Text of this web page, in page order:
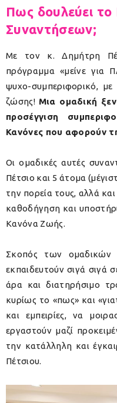
Πως δουλεύει
Συναντήσεων;
Με τον κ. Δημήτρη
πρόγραμμα «μείνε για
ψυχο-συμπεριφορικό, με
ζώσης! Μια ομαδική
προσέγγιση
Κανόνες που αφορούν
Οι ομαδικές αυτές
Πέτσιο και 5 άτομα
την πορεία τους, αλλά
καθοδήγηση και
Κανόνα Ζωής.
Σκοπός των ομαδικών
εκπαιδευτούν σιγά σιγά
άρα και διατηρήσιμο
κυρίως το «πως» και
και εμπειρίες, να
εργαστούν μαζί
την κατάλληλη και
Πέτσιου.